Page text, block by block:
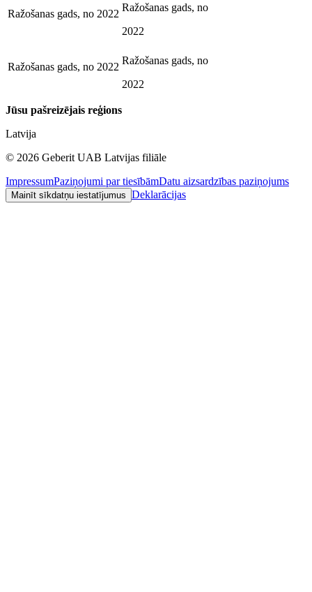
Ražošanas gads, no 2022
Ražošanas gads, no
2022
Ražošanas gads, no 2022
Ražošanas gads, no
2022
Jūsu pašreizējais reģions
Latvija
© 2026 Geberit UAB Latvijas filiāle
ImpressumPaziņojumi par tiesībāmDatu aizsardzības paziņojums
Mainīt sīkdatņu iestatījumus Deklarācijas